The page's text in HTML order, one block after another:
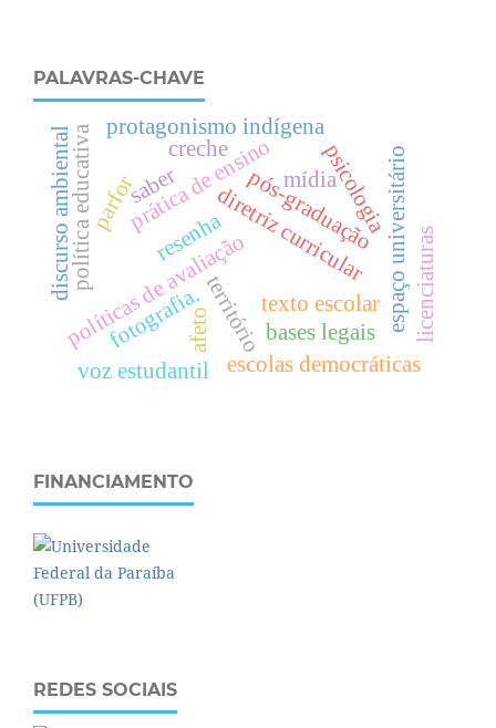
PALAVRAS-CHAVE
resenha
território
diretriz curricular
prática de ensino
texto escolar
políticas de avaliação espaço universitário
pós-graduação
protagonismo indígena
saber
política educativa
discurso ambiental mídia
escolas democráticas
licenciaturas
parfor
voz estudantil
creche
bases legais
psicologia
fotografia.
afeto
FINANCIAMENTO
REDES SOCIAIS